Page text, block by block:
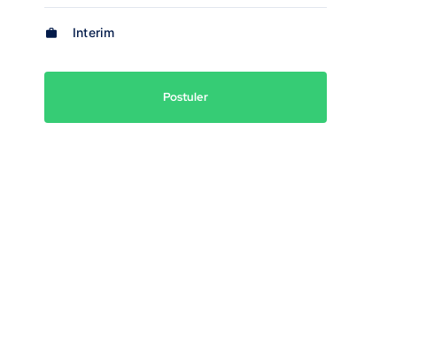
Interim
Postuler